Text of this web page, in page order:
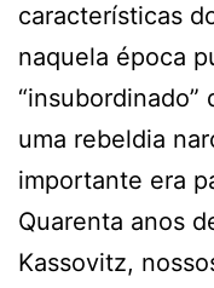
características
naquela época
“insubordinado”
uma rebeldia
importante era
Quarenta anos
Kassovitz,